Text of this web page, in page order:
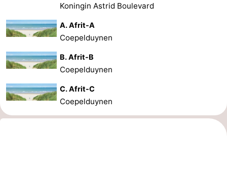
Koningin Astrid Boulevard
A. Afrit-A
Coepelduynen
B. Afrit-B
Coepelduynen
C. Afrit-C
Coepelduynen